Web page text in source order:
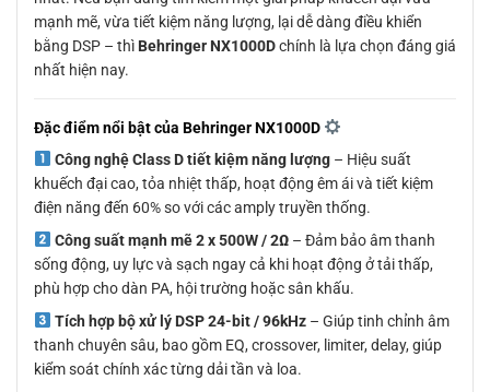
mạnh mẽ, vừa tiết kiệm năng lượng, lại dễ dàng điều khiển
bằng DSP – thì Behringer NX1000Dchính là lựa chọn đáng giá
nhất hiện nay.
Đặc điểm nổi bật của Behringer NX1000D
Công nghệ Class D tiết kiệm năng lượng– Hiệu suất
khuếch đại cao, tỏa nhiệt thấp, hoạt động êm ái và tiết kiệm
điện năng đến 60% so với các amply truyền thống.
Công suất mạnh mẽ 2 x 500W / 2Ω– Đảm bảo âm thanh
sống động, uy lực và sạch ngay cả khi hoạt động ở tải thấp,
phù hợp cho dàn PA, hội trường hoặc sân khấu.
Tích hợp bộ xử lý DSP 24-bit / 96kHz– Giúp tinh chỉnh âm
thanh chuyên sâu, bao gồm EQ, crossover, limiter, delay, giúp
kiểm soát chính xác từng dải tần và loa.